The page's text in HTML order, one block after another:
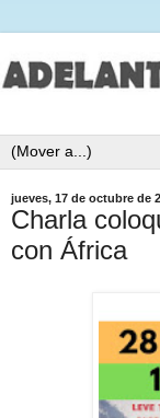
jueves, 17 de octubre de
Charla
con África